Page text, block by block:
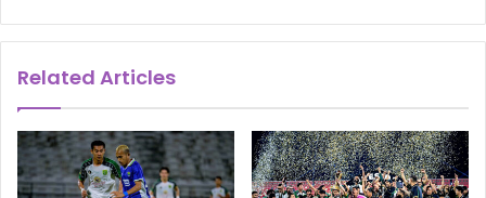
Related Articles